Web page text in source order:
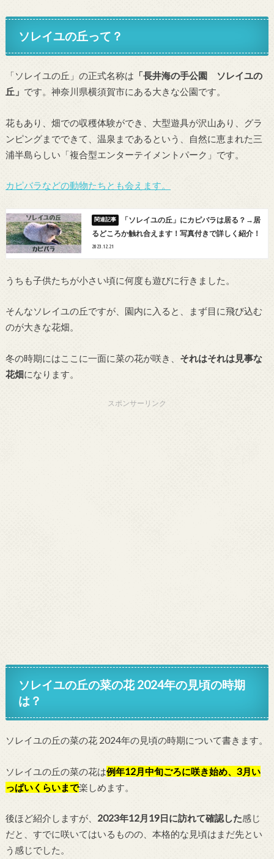
ソレイユの丘って？
「ソレイユの丘」の正式名称は 「長井海の手公園 ソレイユの
丘」 です。神奈川県横須賀市にある大きな公園です。
花もあり、畑での収穫体験ができ、大型遊具が沢山あり、グラ
ンピングまでできて、温泉まであるという、自然に恵まれた三
浦半島らしい「複合型エンターテイメントパーク」です。
カピバラなどの動物たちとも会えます。
「ソレイユの丘」にカピバラは居る？→居
るどころか触れ合えます！写真付きで詳しく紹介！
2023.12.21
うちも子供たちが小さい頃に何度も遊びに行きました。
そんなソレイユの丘ですが、園内に入ると、まず目に飛び込む
のが大きな花畑。
冬の時期にはここに一面に菜の花が咲き、 それはそれは見事な
花畑になります。
スポンサーリンク
ソレイユの丘の菜の花 2024年の見頃の時期
は？
ソレイユの丘の菜の花 2024年の見頃の時期について書きます。
ソレイユの丘の菜の花は例年12月中旬ごろに咲き始め、3月い
っぱいくらいまで楽しめます。
後ほど紹介しますが、 2023年12月19日に訪れて確認した感じ
だと、すでに咲いてはいるものの、本格的な見頃はまだ先とい
う感じでした。